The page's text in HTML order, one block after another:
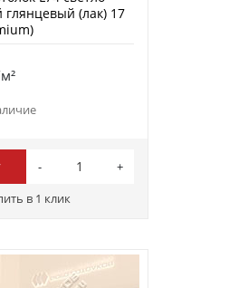
(лак) 17
в 1 клик